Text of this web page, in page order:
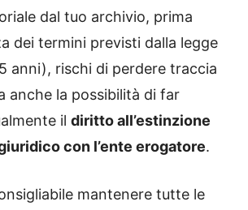
dal tuo archivio, prima
dei termini previsti dalla legge
anni), rischi di perdere traccia
anche la possibilità di far
il diritto all’estinzione
con l’ente erogatore.
mantenere tutte le